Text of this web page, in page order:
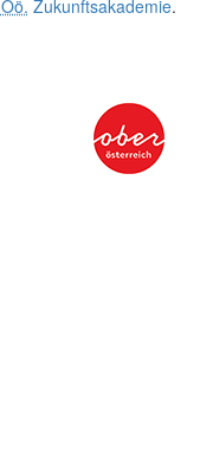
Oö. Zukunftsakademie.